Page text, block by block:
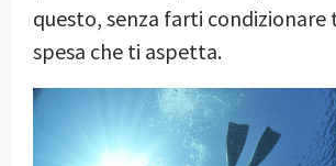
questo, senza farti
spesa che ti aspetta.